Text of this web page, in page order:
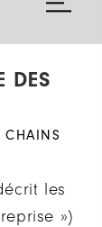
DES
CHAINS
les
»)